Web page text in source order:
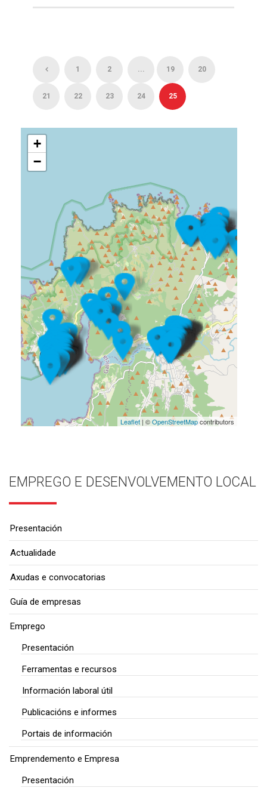
1 2 ... 19 20
21 22 23 24 25
+
−
Leaflet| ©OpenStreetMapcontributors
EMPREGO E DESENVOLVEMENTO LOCAL
Presentación
Actualidade
Axudas e convocatorias
Guía de empresas
Emprego
Presentación
Ferramentas e recursos
Información laboral útil
Publicacións e informes
Portais de información
Emprendemento e Empresa
Presentación